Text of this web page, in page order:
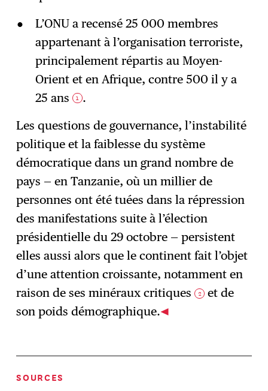
L’ONU a recensé 25 000 membres
appartenant à l’organisation terroriste,
principalement répartis au Moyen-
Orient et en Afrique, contre 500 il y a
25 ans
1 .
Les questions de gouvernance, l’instabilité
politique et la faiblesse du système
démocratique dans un grand nombre de
pays — en Tanzanie, où un millier de
personnes ont été tuées dans la répression
des manifestations suite à l’élection
présidentielle du 29 octobre — persistent
elles aussi alors que le continent fait l’objet
d’une attention croissante, notamment en
raison de ses minéraux critiques 2
et de
son poids démographique.
SOURCES